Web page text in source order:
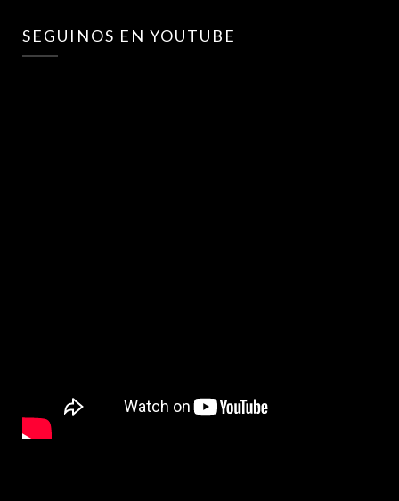
SEGUINOS EN YOUTUBE